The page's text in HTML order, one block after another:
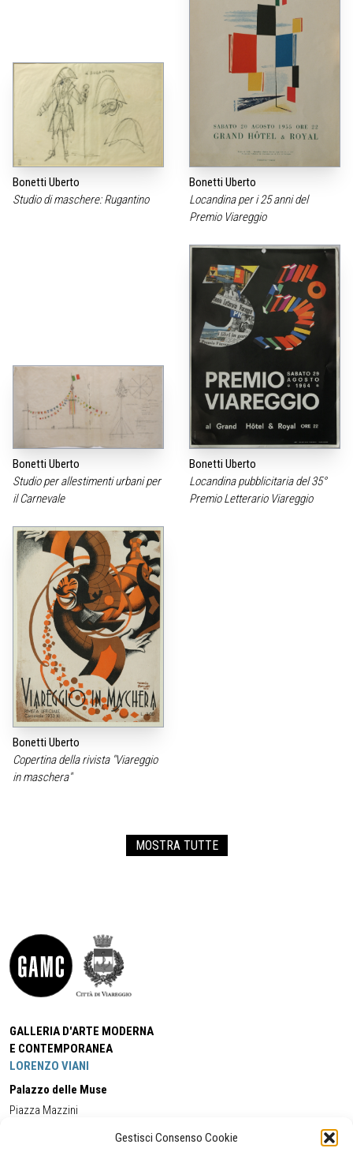
Gestisci Consenso Cookie
Bonetti Uberto
Studio di maschere: Rugantino
Bonetti Uberto
Locandina per i 25 anni del
Premio Viareggio
Bonetti Uberto
Studio per allestimenti urbani per
il Carnevale
Bonetti Uberto
Locandina pubblicitaria del 35°
Premio Letterario Viareggio
Bonetti Uberto
Copertina della rivista "Viareggio
in maschera"
MOSTRA TUTTE
GALLERIA D'ARTE MODERNA
E CONTEMPORANEA
LORENZO VIANI
Palazzo delle Muse
Piazza Mazzini
Cell:+39 338 5714978 (orario apertura Galleria)